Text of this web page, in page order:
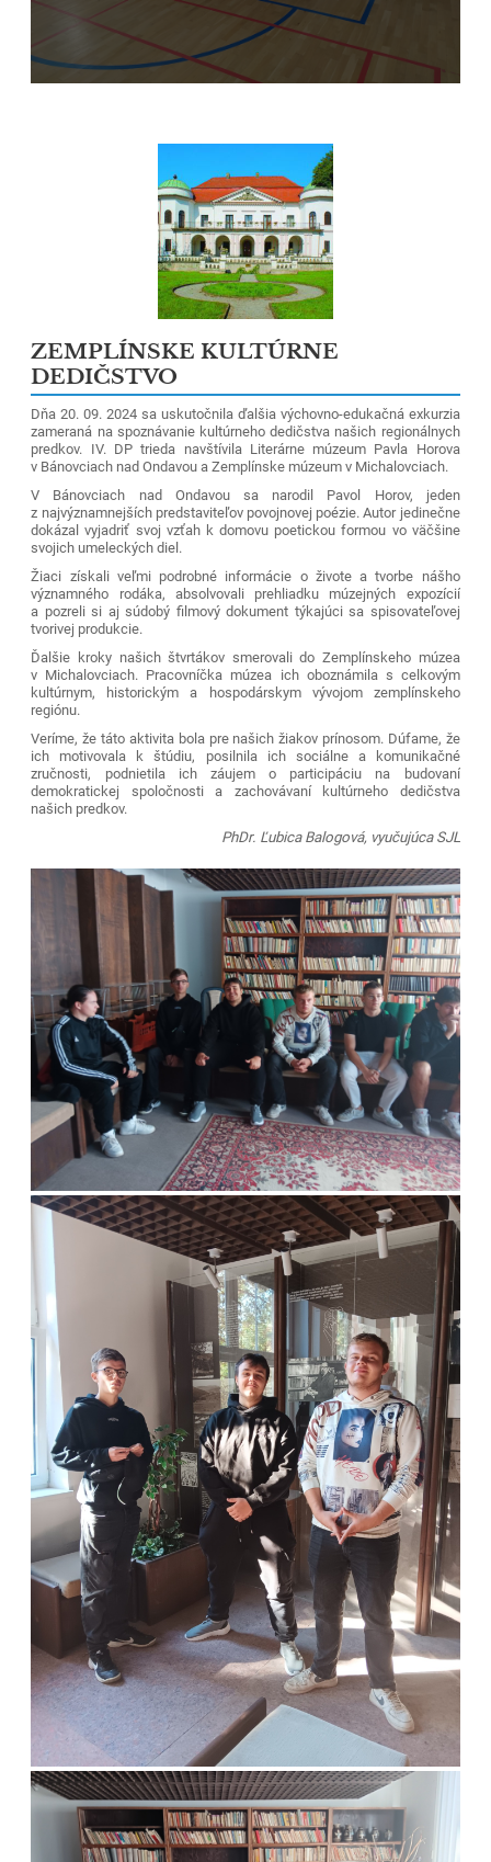
ZEMPLÍNSKE KULTÚRNE
DEDIČSTVO
Dňa 20. 09. 2024 sa uskutočnila ďalšia výchovno-edukačná exkurzia
zameraná na spoznávanie kultúrneho dedičstva našich regionálnych
predkov. IV. DP trieda navštívila Literárne múzeum Pavla Horova
v Bánovciach nad Ondavou a Zemplínske múzeum v Michalovciach.
V Bánovciach nad Ondavou sa narodil Pavol Horov, jeden
z najvýznamnejších predstaviteľov povojnovej poézie. Autor jedinečne
dokázal vyjadriť svoj vzťah k domovu poetickou formou vo väčšine
svojich umeleckých diel.
Žiaci získali veľmi podrobné informácie o živote a tvorbe nášho
významného rodáka, absolvovali prehliadku múzejných expozícií
a pozreli si aj súdobý filmový dokument týkajúci sa spisovateľovej
tvorivej produkcie.
Ďalšie kroky našich štvrtákov smerovali do Zemplínskeho múzea
v Michalovciach. Pracovníčka múzea ich oboznámila s celkovým
kultúrnym, historickým a hospodárskym vývojom zemplínskeho
regiónu.
Veríme, že táto aktivita bola pre našich žiakov prínosom. Dúfame, že
ich motivovala k štúdiu, posilnila ich sociálne a komunikačné
zručnosti, podnietila ich záujem o participáciu na budovaní
demokratickej spoločnosti a zachovávaní kultúrneho dedičstva
našich predkov.
PhDr. Ľubica Balogová, vyučujúca SJL